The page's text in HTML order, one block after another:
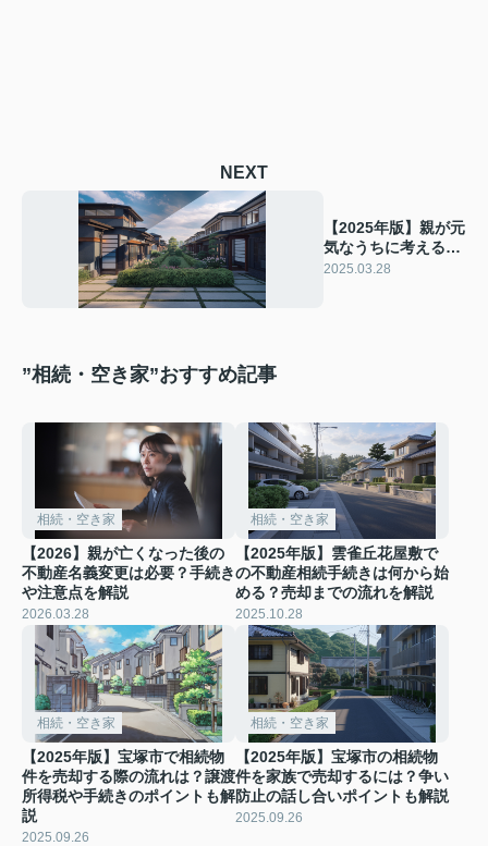
NEXT
【2025年版】親が元
気なうちに考える生
前贈与と相続の違い
2025.03.28
”相続・空き家”おすすめ記事
相続・空き家
【2026】親が亡くなった後の
不動産名義変更は必要？手続き
や注意点を解説
2026.03.28
相続・空き家
【2025年版】雲雀丘花屋敷で
の不動産相続手続きは何から始
める？売却までの流れを解説
2025.10.28
相続・空き家
【2025年版】宝塚市で相続物
件を売却する際の流れは？譲渡
所得税や手続きのポイントも解
説
2025.09.26
相続・空き家
【2025年版】宝塚市の相続物
件を家族で売却するには？争い
防止の話し合いポイントも解説
2025.09.26